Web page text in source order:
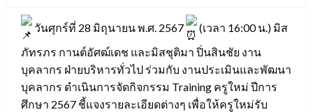
วันศุกร์ที่ 28 มิถุนายน พ.ศ. 2567
(เวลา 16:00 น.) มิส
ภัทรภร กานต์อัศฒ์เดช และมิสชุติมา ปิ่นสินชัย งาน
บุคลากร ฝ่ายบริหารทั่วไป ร่วมกับ งานประเมินและพัฒนา
บุคลากร ดำเนินการจัดกิจกรรม Training ครูใหม่ ปีการ
ศึกษา 2567 ชี้แจงรายละเอียดต่างๆ เพื่อให้ครูใหม่รับ